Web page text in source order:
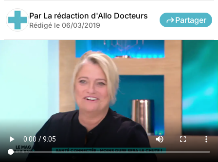
Par La rédaction d'Allo Docteurs
Rédigé le 06/03/2019
Partager